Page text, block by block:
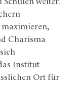
maximieren,
Charisma
Institut
Ort für